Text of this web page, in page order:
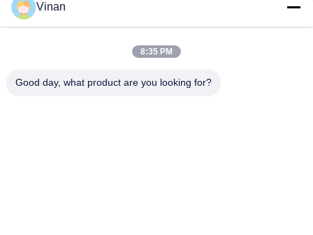
La tête d'Immersive LCOS 1280*720 en verre de VR a monté
les affichages 3D
1000 champ de vision réglable HDMI VR Head Mounted Display
Vinan
8:35 PM
Good day, what product are you looking for?